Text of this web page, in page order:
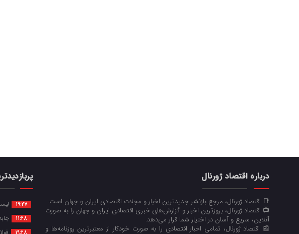
درباره اقتصاد ژورنال
📑 اقتصاد ژورنال، مرجع بازنشر جدیدترین اخبار و مجلات اقتصادی ایران و جهان است.
📺 اقتصاد ژورنال، بروزترین اخبار و گزارش‌های خبری اقتصادی ایران و جهان را به صورت
آنلاین، سریع و آسان در اختیار شما قرار می‌‌دهد.
📰 اقتصاد ژورنال، تمامی اخبار اقتصادی را به صورت خودکار از معتبرترین روزنامه‌ها و
19:27
11:28